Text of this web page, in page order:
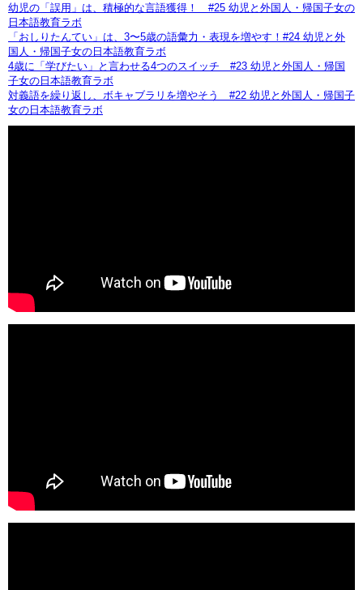
幼児の「誤用」は、積極的な言語獲得！ #25 幼児と外国人・帰国子女の
日本語教育ラボ
「おしりたんてい」は、3〜5歳の語彙力・表現を増やす！#24 幼児と外
国人・帰国子女の日本語教育ラボ
4歳に「学びたい」と言わせる4つのスイッチ #23 幼児と外国人・帰国
子女の日本語教育ラボ
対義語を繰り返し、ボキャブラリを増やそう #22 幼児と外国人・帰国子
女の日本語教育ラボ